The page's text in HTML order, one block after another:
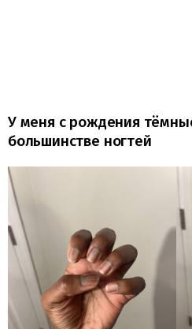
У меня с рождения
большинстве ногтей